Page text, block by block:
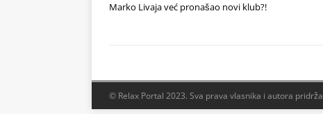
Marko Livaja već pronašao novi klub?!
© Relax Portal 2023. Sva prava vlasnika i autora